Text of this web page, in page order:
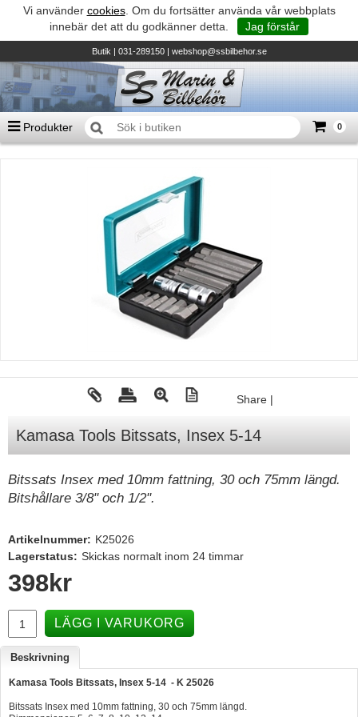
Vi använder cookies. Om du fortsätter använda vår webbplats
innebär det att du godkänner detta.
Jag förstår
Butik| 031-289150 | webshop@ssbilbehor.se
Produkter 0
0 kr
TILL KASSAN
Biltillbehör och reservdelar - BDS
Suzuki - Utombordare
Suzumar - Gummibåtar
Honda - Utombordare
TK Trailer
Yanmar Servicedelar
Mercury Servicedelar
Garmin
Humminbird
Simrad
B&G
Båttillbehör
Share |
Kamasa Tools Bitssats, Insex 5-14
Bitssats Insex med 10mm fattning, 30 och 75mm längd.
Bitshållare 3/8" och 1/2".
Artikelnummer: K25026
Lagerstatus: Skickas normalt inom 24 timmar
398kr
LÄGG I VARUKORG
Beskrivning
Kamasa Tools Bitssats, Insex 5-14 - K 25026
Bitssats Insex med 10mm fattning, 30 och 75mm längd.